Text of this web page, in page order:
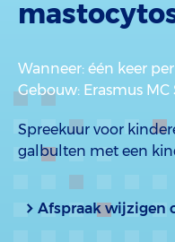
Wanneer: één keer
Gebouw: Erasmus
Spreekuur voor
galbulten met een
Afspraak wijzigen